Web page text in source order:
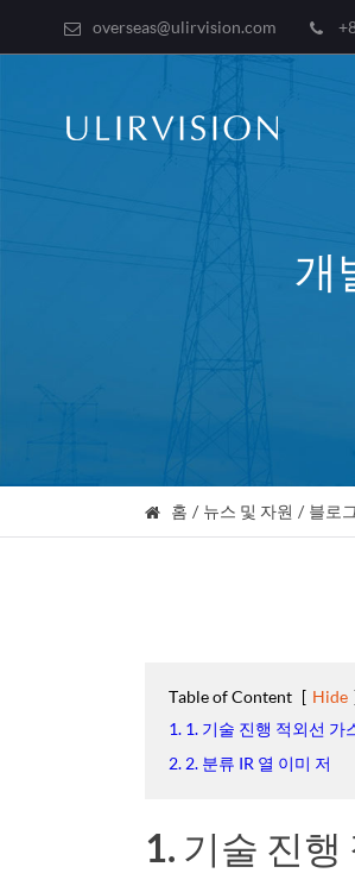
overseas@ulirvision.com
개
홈 뉴스 및 자원 블로그
Table of Content [ Hide
1. 1. 기술 진행 적외선 가
2. 2. 분류 IR 열 이미 저
1. 기술 진행